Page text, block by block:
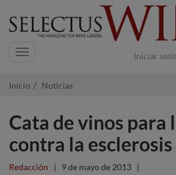
Iniciar
Navigation
Inicio Noticias
Cata de vinos para
contra la
Redacción | 9 de mayo de 2013 |